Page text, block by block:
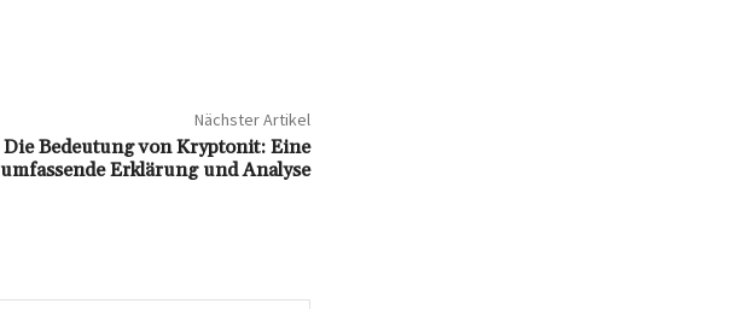
Nächster Artikel
Die Bedeutung von Kryptonit: Eine
umfassende Erklärung und Analyse